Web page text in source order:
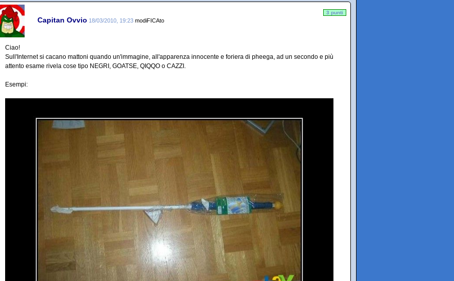
Capitan Ovvio 18/03/2010, 19:23 modiFICAto
3 punti
Ciao!
Sull'Internet si cacano mattoni quando un'immagine, all'apparenza innocente e foriera di pheega, ad un secondo e più
attento esame rivela cose tipo NEGRI, GOATSE, QIQQO o CAZZI.
Esempi: